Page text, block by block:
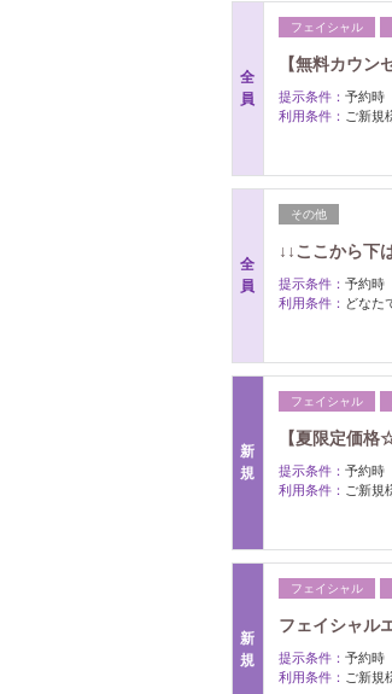
全
員
フェイシャル
【無料カウ
提示条件： 予約時
利用条件： ご新規
全
員
その他
↓↓ここから下
提示条件： 予約時
利用条件： どなた
新
規
フェイシャル
【夏限定価
提示条件： 予約時
利用条件： ご新規
新
規
フェイシャル
フェイシャル
提示条件： 予約時
利用条件： ご新規